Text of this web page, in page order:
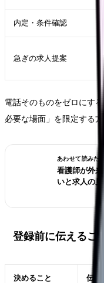
内定・条件確認
急ぎの求人提案
電話そのものをゼロにす
必要な場面」を限定する方
あわせて読みたい
看護師が外
いと求人の見
登録前に伝えること
決めること 伝え